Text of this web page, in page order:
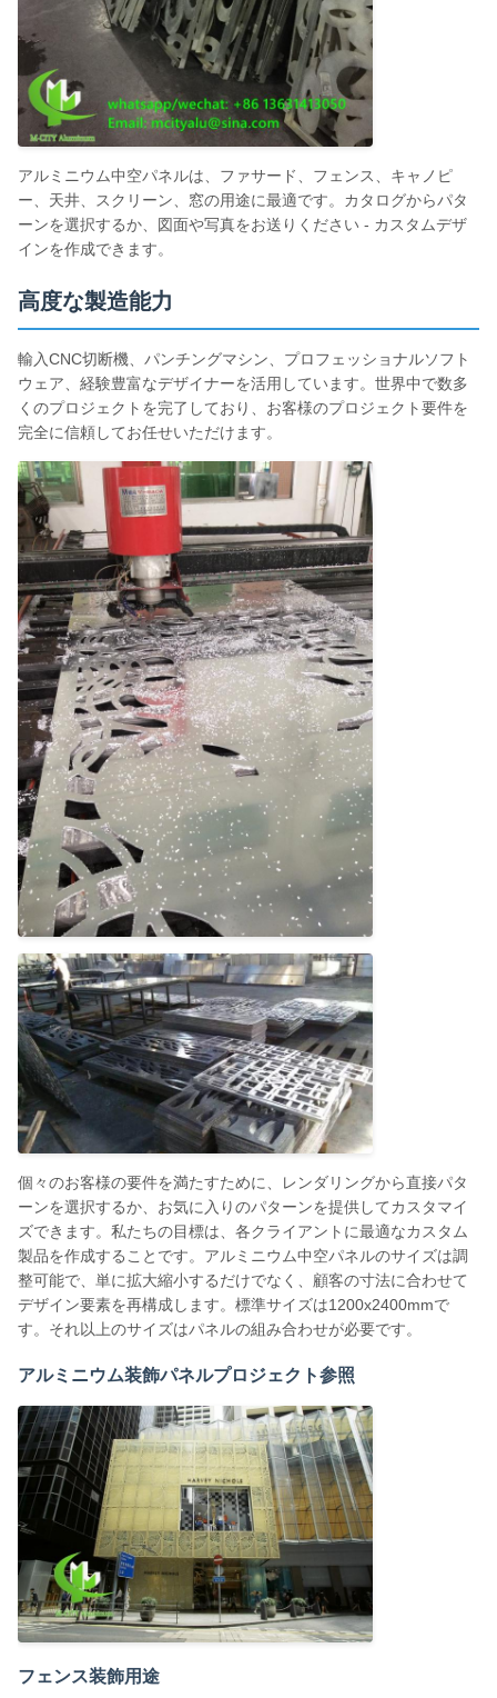
アルミニウム中空パネルは、ファサード、フェンス、キャノピ
ー、天井、スクリーン、窓の用途に最適です。カタログからパタ
ーンを選択するか、図面や写真をお送りください - カスタムデザ
インを作成できます。
高度な製造能力
輸入CNC切断機、パンチングマシン、プロフェッショナルソフト
ウェア、経験豊富なデザイナーを活用しています。世界中で数多
くのプロジェクトを完了しており、お客様のプロジェクト要件を
完全に信頼してお任せいただけます。
個々のお客様の要件を満たすために、レンダリングから直接パタ
ーンを選択するか、お気に入りのパターンを提供してカスタマイ
ズできます。私たちの目標は、各クライアントに最適なカスタム
製品を作成することです。アルミニウム中空パネルのサイズは調
整可能で、単に拡大縮小するだけでなく、顧客の寸法に合わせて
デザイン要素を再構成します。標準サイズは1200x2400mmで
す。それ以上のサイズはパネルの組み合わせが必要です。
アルミニウム装飾パネルプロジェクト参照
フェンス装飾用途